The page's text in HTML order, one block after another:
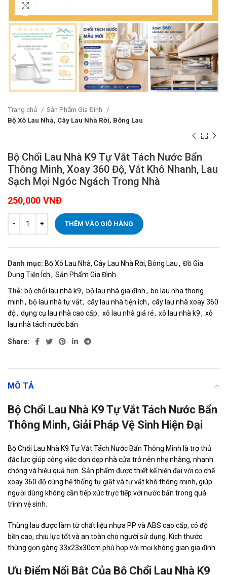
Trang chủ
Sản Phẩm Gia Đình
Bộ Xô Lau Nhà, Cây Lau Nhà Rời, Bông Lau
Bộ Chổi Lau Nhà K9 Tự Vắt Tách Nước Bẩn
Thông Minh, Xoay 360 Độ, Vắt Khô Nhanh, Lau
Sạch Mọi Ngóc Ngách Trong Nhà
250,000 VNĐ
THÊM VÀO GIỎ HÀNG
Danh mục: Bộ Xô Lau Nhà, Cây Lau Nhà Rời, Bông Lau, Đồ Gia
Dụng Tiện Ích, Sản Phẩm Gia Đình
Thẻ: bộ chổi lau nhà k9, bộ lau nhà gia đình, bo lau nha thong
minh, bộ lau nhà tự vắt, cây lau nhà tiện ích, cây lau nhà xoay 360
độ, dụng cụ lau nhà cao cấp, xô lau nhà giá rẻ, xô lau nhà k9, xô
lau nhà tách nước bẩn
Share:
MÔ TẢ
Bộ Chổi Lau Nhà K9 Tự Vắt Tách Nước Bẩn
Thông Minh, Giải Pháp Vệ Sinh Hiện Đại
Bộ Chổi Lau Nhà K9 Tự Vắt Tách Nước Bẩn Thông Minh là trợ thủ
đắc lực giúp công việc dọn dẹp nhà cửa trở nên nhẹ nhàng, nhanh
chóng và hiệu quả hơn. Sản phẩm được thiết kế hiện đại với cơ chế
xoay 360 độ cùng hệ thống tự giặt và tự vắt khô thông minh, giúp
người dùng không cần tiếp xúc trực tiếp với nước bẩn trong quá
trình vệ sinh.
Thùng lau được làm từ chất liệu nhựa PP và ABS cao cấp, có độ
bền cao, chịu lực tốt và an toàn cho người sử dụng. Kích thước
thùng gọn gàng 33x23x30cm phù hợp với mọi không gian gia đình.
Ưu Điểm Nổi Bật Của Bộ Chổi Lau Nhà K9